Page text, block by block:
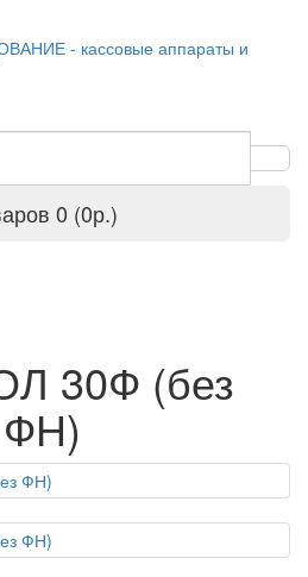
0 (0р.)
30Ф (без
ФН)